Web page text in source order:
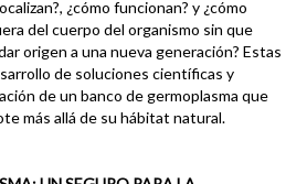
¿cómo funcionan? y ¿cómo
del cuerpo del organismo sin que
origen a una nueva generación? Estas
de soluciones científicas y
de un banco de germoplasma que
más allá de su hábitat natural.